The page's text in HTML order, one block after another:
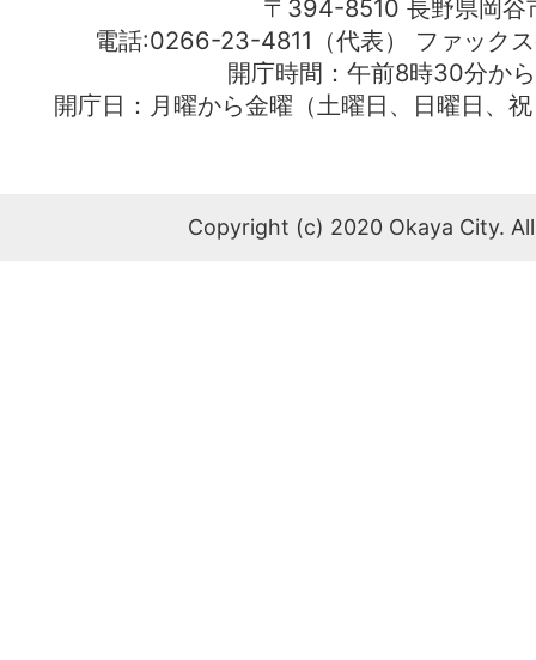
〒394-8510 長野県岡谷
電話:0266-23-4811（代表） ファッ
開庁時間：午前8時30分か
開庁日：月曜から金曜（土曜日、日曜日、
Copyright (c) 2020 Okaya City.